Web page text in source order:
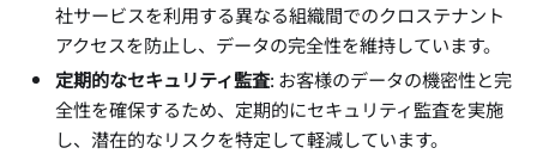
社サービスを利用する異なる組織間でのクロステナント
アクセスを防止し、データの完全性を維持しています。
定期的なセキュリティ監査: お客様のデータの機密性と完
全性を確保するため、定期的にセキュリティ監査を実施
し、潜在的なリスクを特定して軽減しています。